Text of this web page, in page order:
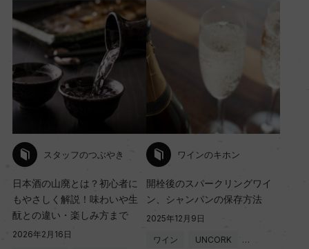
スタッフのつぶやき
日本酒の山廃とは？初心者に
もやさしく解説！味わいや生
酛との違い・楽しみ方まで
2026年2月16日
ワインのキホン
開栓後のスパークリングワイ
ン、シャンパンの保存方法
2025年12月9日
ワイン UNCORK …